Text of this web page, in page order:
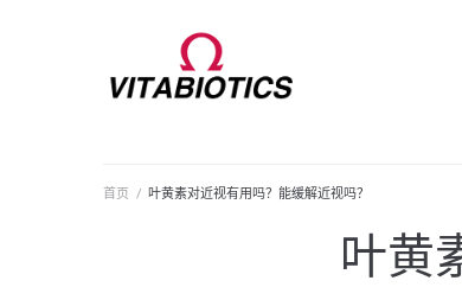
首页 / 叶黄素对近视有用吗？能缓解近视吗？
叶黄